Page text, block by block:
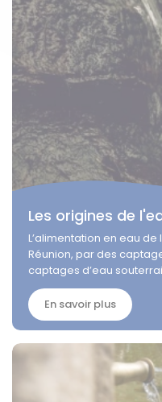
Les origines de
L’alimentation en eau
Réunion, par des
captages d’eau
En savoir plus